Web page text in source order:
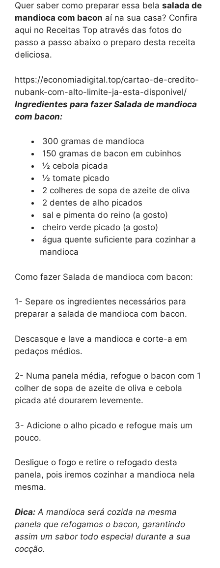
Quer saber como preparar essa bela salada de
mandioca com bacon aí na sua casa? Confira
aqui no Receitas Top através das fotos do
passo a passo abaixo o preparo desta receita
deliciosa.
https://economiadigital.top/cartao-de-credito-
nubank-com-alto-limite-ja-esta-disponivel/
Ingredientes para fazer Salada de mandioca
com bacon:
300 gramas de mandioca
150 gramas de bacon em cubinhos
½ cebola picada
½ tomate picado
2 colheres de sopa de azeite de oliva
2 dentes de alho picados
sal e pimenta do reino (a gosto)
cheiro verde picado (a gosto)
água quente suficiente para cozinhar a
mandioca
Como fazer Salada de mandioca com bacon:
1- Separe os ingredientes necessários para
preparar a salada de mandioca com bacon.
Descasque e lave a mandioca e corte-a em
pedaços médios.
2- Numa panela média, refogue o bacon com 1
colher de sopa de azeite de oliva e cebola
picada até dourarem levemente.
3- Adicione o alho picado e refogue mais um
pouco.
Desligue o fogo e retire o refogado desta
panela, pois iremos cozinhar a mandioca nela
mesma.
Dica: A mandioca será cozida na mesma
panela que refogamos o bacon, garantindo
assim um sabor todo especial durante a sua
cocção.